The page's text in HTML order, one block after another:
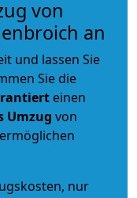
von
an
und lassen Sie
Sie die
einen
Umzug von
nur